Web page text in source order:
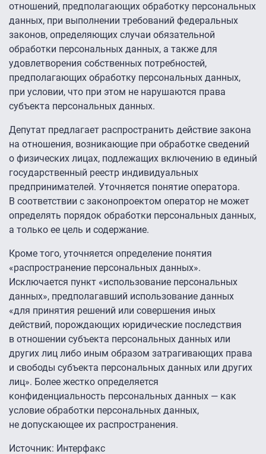
отношений, предполагающих обработку персональных
данных, при выполнении требований федеральных
законов, определяющих случаи обязательной
обработки персональных данных, а также для
удовлетворения собственных потребностей,
предполагающих обработку персональных данных,
при условии, что при этом не нарушаются права
субъекта персональных данных.
Депутат предлагает распространить действие закона
на отношения, возникающие при обработке сведений
о физических лицах, подлежащих включению в единый
государственный реестр индивидуальных
предпринимателей. Уточняется понятие оператора.
В соответствии с законопроектом оператор не может
определять порядок обработки персональных данных,
а только ее цель и содержание.
Кроме того, уточняется определение понятия
«распространение персональных данных».
Исключается пункт «использование персональных
данных», предполагавший использование данных
«для принятия решений или совершения иных
действий, порождающих юридические последствия
в отношении субъекта персональных данных или
других лиц либо иным образом затрагивающих права
и свободы субъекта персональных данных или других
лиц». Более жестко определяется
конфиденциальность персональных данных — как
условие обработки персональных данных,
не допускающее их распространения.
Источник: Интерфакс